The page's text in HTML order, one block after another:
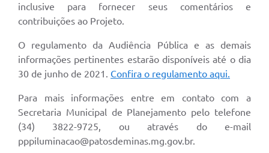
inclusive para fornecer seus comentários e
contribuições ao Projeto.
O regulamento da Audiência Pública e as demais
informações pertinentes estarão disponíveis até o dia
30 de junho de 2021. Confira o regulamento aqui.
Para mais informações entre em contato com a
Secretaria Municipal de Planejamento pelo telefone
(34) 3822-9725, ou através do e-mail
pppiluminacao@patosdeminas.mg.gov.br.